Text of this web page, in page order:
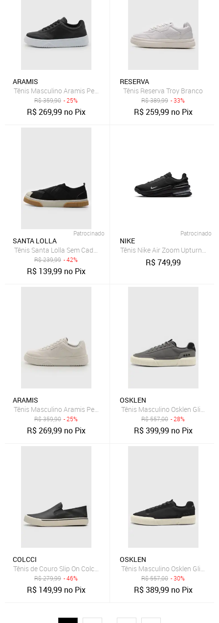
ARAMIS
Tênis Masculino Aramis Peak Road Preto
R$359,90 - 25%
R$269,99 no Pix
RESERVA
Tênis Reserva Troy Branco
R$389,99 - 33%
R$259,99 no Pix
Patrocinado
SANTA LOLLA
Tênis Santa Lolla Sem Cadarço Preto
R$239,99 - 42%
R$ 139,99 no Pix
Patrocinado
NIKE
Tênis Nike Air Zoom Upturn
R$749,99
ARAMIS
Tênis Masculino Aramis Peak Road Bege
R$359,90 - 25%
R$269,99 no Pix
OSKLEN
Tênis Masculino Osklen Glide
R$557,00 - 28%
R$399,99 no Pix
COLCCI
Tênis de Couro Slip On Colcci Conforto Preto
R$279,99 - 46%
R$ 149,99 no Pix
OSKLEN
Tênis Masculino Osklen Glide
R$557,00 - 30%
R$389,99 no Pix